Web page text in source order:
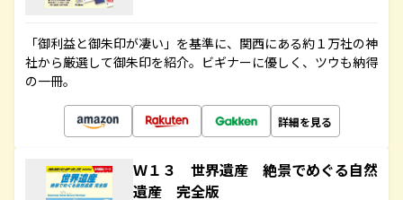
「御利益と御朱印が凄い」を基準に、関西にある約１万社の神
社から厳選して御朱印を紹介。ビギナーに優しく、ツウも納得
の一冊。
詳細を見る
Ｗ１３ 世界遺産 絶景でめぐる自然
遺産 完全版